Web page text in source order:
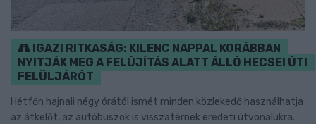
IGAZI RITKASÁG: KILENC NAPPAL KORÁBBAN
NYITJÁK MEG A FELÚJÍTÁS ALATT ÁLLÓ HECSEI ÚTI
FELÜLJÁRÓT
Hétfőn hajnali négy órától ismét minden közlekedő használhatja
az átkelőt, az autóbuszok is visszatérnek eredeti útvonalukra.